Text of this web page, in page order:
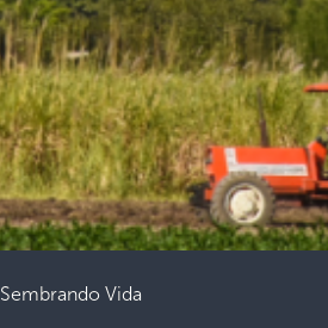
Sembrando Vida